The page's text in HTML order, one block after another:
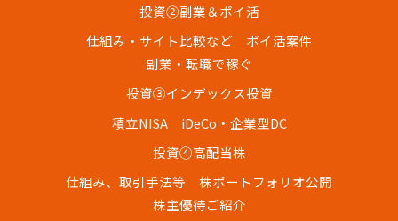
投資②副業＆ポイ活
仕組み・サイト比較など
ポイ活案件
副業・転職で稼ぐ
投資③インデックス投資
積立NISA
iDeCo・企業型DC
投資④高配当株
仕組み、取引手法等
株ポートフォリオ公開
株主優待ご紹介